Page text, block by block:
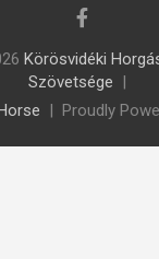
Körösvidéki
Szövetsége
Proudly